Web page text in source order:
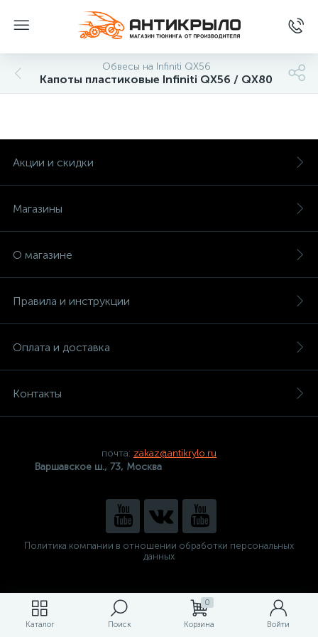
Каталог Поиск
0
Корзина Войти
Обвесы на Infiniti QX56
Капоты пластиковые Infiniti QX56 / QX80
Акции и скидки
Магазины
О магазине
Правила и инструкции
Оплата и доставка
Контакты
почта: zakaz@antikrylo.ru
Варшавское ш., 73, Москва
Политика компании в отношении обработки персональных
данных